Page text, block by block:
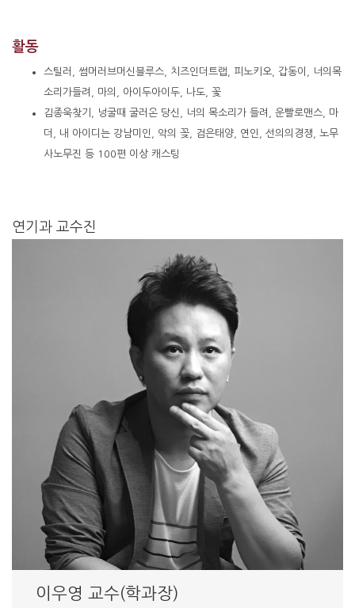
활동
스틸러, 썸머러브머신블루스, 치즈인더트랩, 피노키오, 갑동이, 너의목
소리가들려, 마의, 아이두아이두, 나도, 꽃
김종욱찾기, 넝굴때 굴러온 당신, 너의 목소리가 들려, 운빨로맨스, 마
더, 내 아이디는 강남미인, 악의 꽂, 검은태양, 연인, 선의의경쟁, 노무
사노무진 등 100편 이상 캐스팅
연기과 교수진
이우영 교수(학과장)